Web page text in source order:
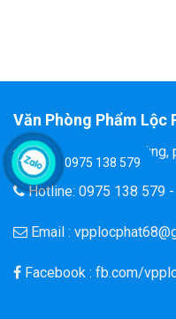
Văn Phòng Phẩm Lộc
Đ/C: 58 Tôn Thất
Hotline: 0975 138 579
Email :
Facebook : fb.com/
0975 138 579